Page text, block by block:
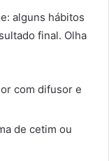
alguns hábitos
final. Olha
com difusor e
de cetim ou